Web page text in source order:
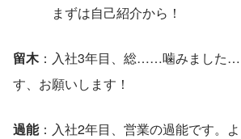
まずは自己紹介から！
留木：入社3年目、総……噛みました
す、お願いします！
過能：入社2年目、営業の過能です。